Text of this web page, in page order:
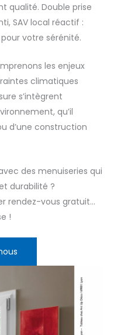
qualité. Double prise
SAV local réactif :
votre sérénité.
les enjeux
climatiques
s’intègrent
qu’il
d’une construction
des menuiseries qui
durabilité ?
rendez-vous gratuit…
!